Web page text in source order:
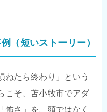
（短いストーリー）
ねたら終わり」という
こそ、苫小牧市でアダ
怖さ」を、頭ではなく